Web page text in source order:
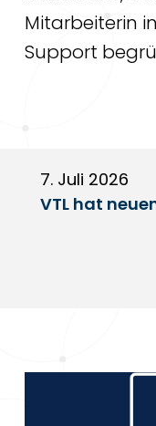
Mitarbeiterin
Support
7. Juli 2026
VTL hat